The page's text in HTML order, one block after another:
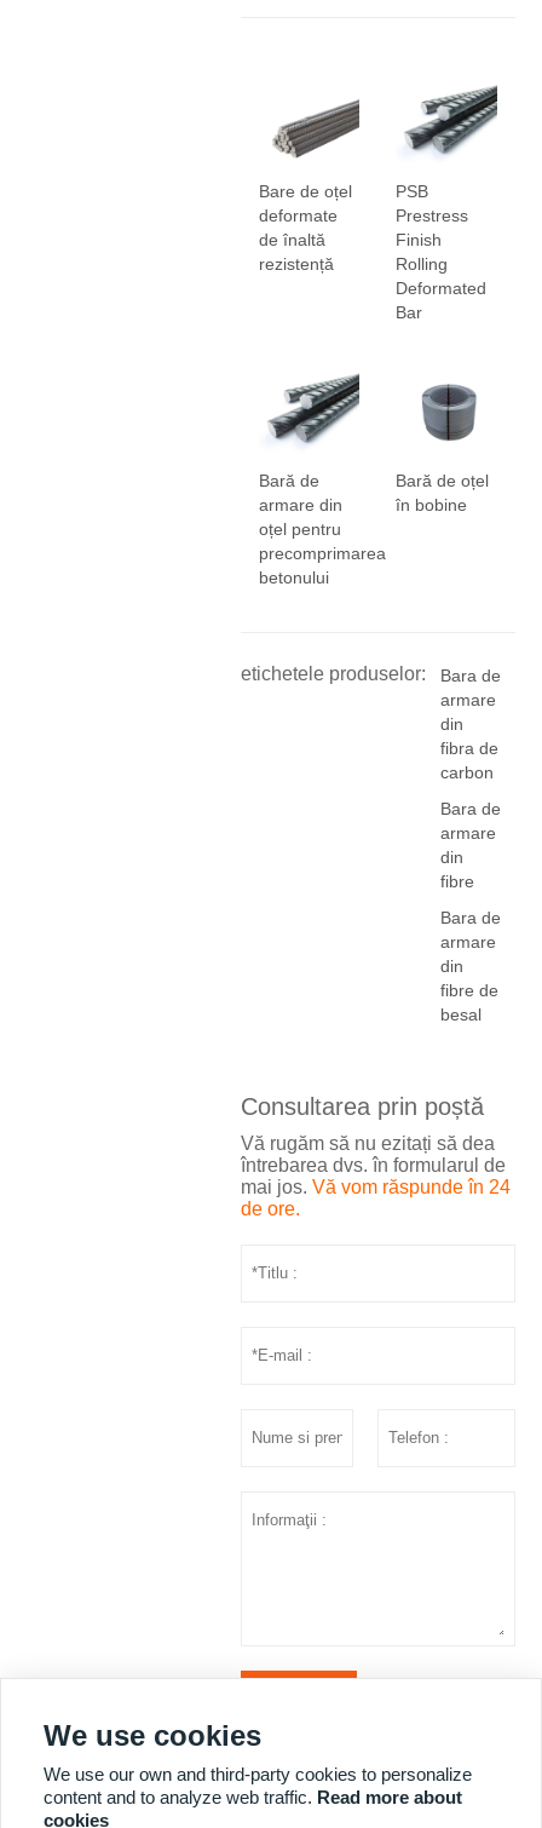
Bare de oțel
deformate
de înaltă
rezistență
PSB
Prestress
Finish
Rolling
Deformated
Bar
Bară de
armare din
oțel pentru
precomprimarea
betonului
Bară de oțel
în bobine
etichetele produselor:
Bara de
armare
din
fibra de
carbon
Bara de
armare
din
fibre
Bara de
armare
din
fibre de
besal
Consultarea prin poștă
Vă rugăm să nu ezitați să dea
întrebarea dvs. în formularul de
mai jos. Vă vom răspunde în 24
de ore.
MAI MULTE SERVICII
We use cookies
We use our own and third-party cookies to personalize
content and to analyze web traffic. Read more about
cookies